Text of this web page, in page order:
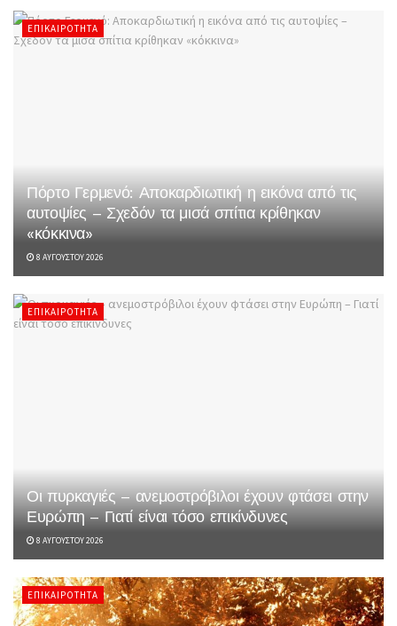
ΕΠΙΚΑΙΡΌΤΗΤΑ
Πόρτο Γερμενό: Αποκαρδιωτική η εικόνα από τις
αυτοψίες – Σχεδόν τα μισά σπίτια κρίθηκαν
«κόκκινα»
8 ΑΥΓΟΎΣΤΟΥ 2026
ΕΠΙΚΑΙΡΌΤΗΤΑ
Οι πυρκαγιές – ανεμοστρόβιλοι έχουν φτάσει στην
Ευρώπη – Γιατί είναι τόσο επικίνδυνες
8 ΑΥΓΟΎΣΤΟΥ 2026
ΕΠΙΚΑΙΡΌΤΗΤΑ